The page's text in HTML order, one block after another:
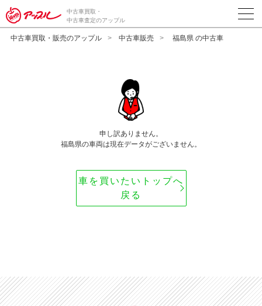
中古車買取・
中古車査定のアップル
中古車買取・販売のアップル 中古車販売 福島県 の中古車
申し訳ありません。
福島県の車両は現在データがございません。
車を買いたいトップへ
戻る